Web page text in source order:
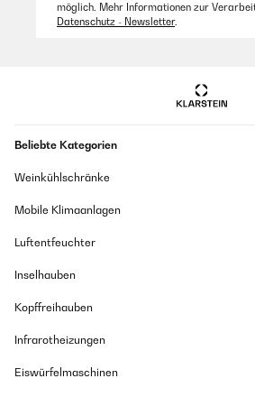
möglich. Mehr Informationen zur
Datenschutz - Newsletter.
Beliebte Kategorien
Weinkühlschränke
Mobile Klimaanlagen
Luftentfeuchter
Inselhauben
Kopffreihauben
Infrarotheizungen
Eiswürfelmaschinen